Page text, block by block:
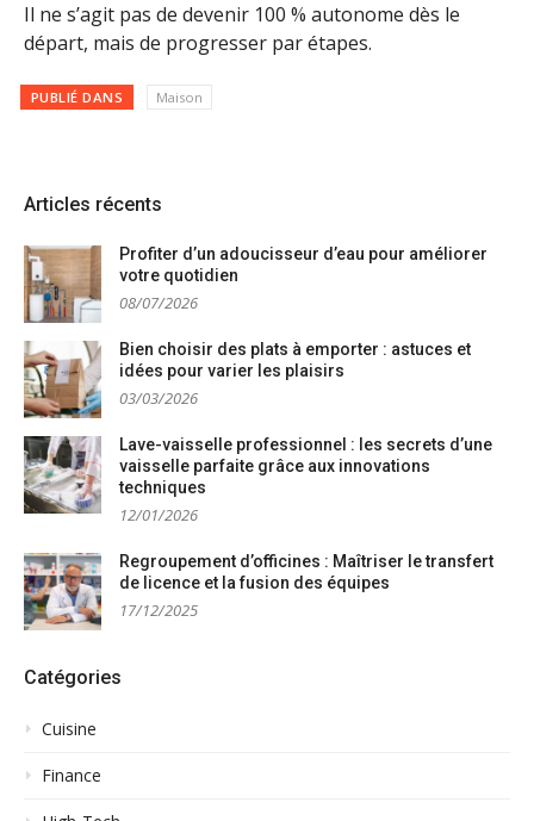
Il ne s’agit pas de devenir 100 % autonome dès le
départ, mais de progresser par étapes.
PUBLIÉ DANS Maison
Articles récents
Profiter d’un adoucisseur d’eau pour améliorer
votre quotidien
08/07/2026
Bien choisir des plats à emporter : astuces et
idées pour varier les plaisirs
03/03/2026
Lave-vaisselle professionnel : les secrets d’une
vaisselle parfaite grâce aux innovations
techniques
12/01/2026
Regroupement d’officines : Maîtriser le transfert
de licence et la fusion des équipes
17/12/2025
Catégories
Cuisine
Finance